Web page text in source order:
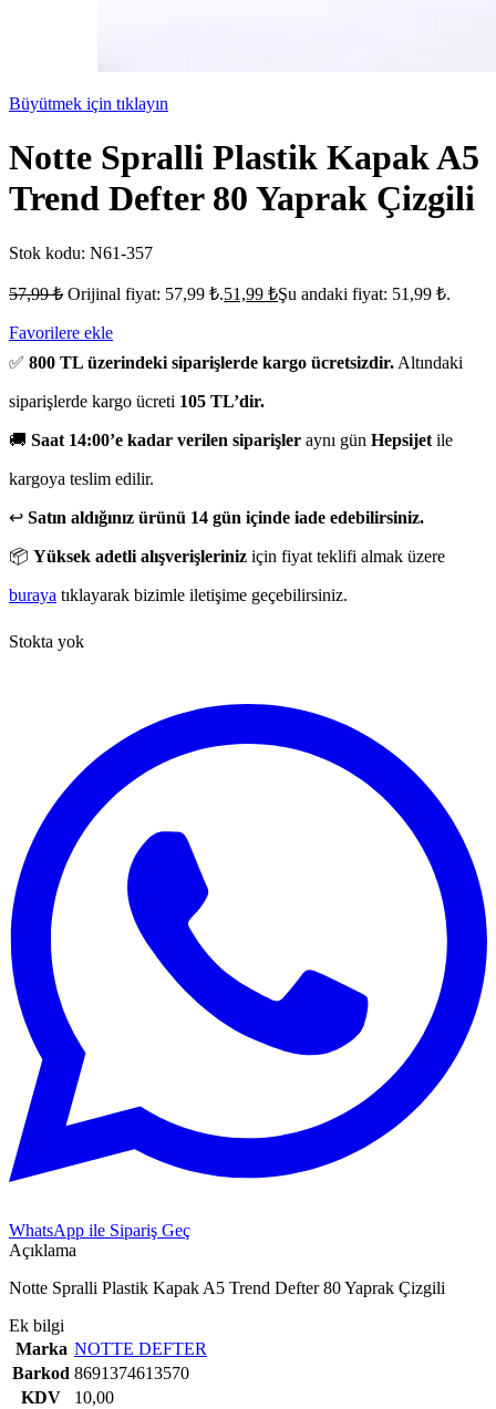
Büyütmek için tıklayın
Notte Spralli Plastik Kapak A5
Trend Defter 80 Yaprak Çizgili
Stok kodu: N61-357
57,99₺ Orijinal fiyat: 57,99 ₺.51,99 ₺Şu andaki fiyat: 51,99 ₺.
Favorilere ekle
✅ 800 TL üzerindeki siparişlerde kargo ücretsizdir. Altındaki
siparişlerde kargo ücreti 105 TL’dir.
🚚 Saat 14:00’e kadar verilen siparişler aynı gün Hepsijet ile
kargoya teslim edilir.
↩️ Satın aldığınız ürünü 14 gün içinde iade edebilirsiniz.
📦 Yüksek adetli alışverişleriniz için fiyat teklifi almak üzere
buraya tıklayarak bizimle iletişime geçebilirsiniz.
Stokta yok
WhatsApp ile Sipariş Geç
Açıklama
Notte Spralli Plastik Kapak A5 Trend Defter 80 Yaprak Çizgili
Ek bilgi
Marka NOTTE DEFTER
Barkod 8691374613570
KDV
10,00